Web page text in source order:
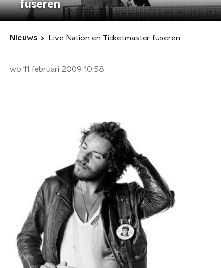
fuseren
Nieuws Live Nation en Ticketmaster fuseren
wo 11 februari 2009 10:58